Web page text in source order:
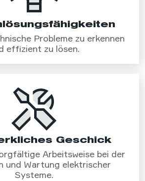
Probleme zu erkennen
effizient zu lösen.
Geschick
Arbeitsweise bei der
und Wartung elektrischer
Systeme.